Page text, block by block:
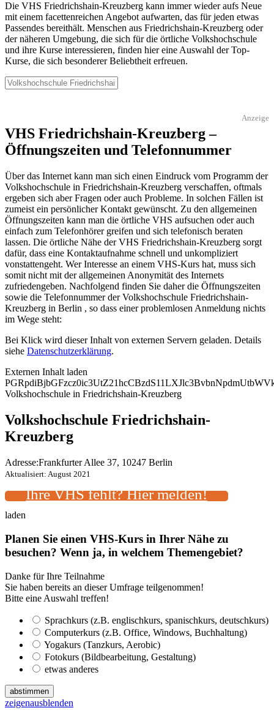
Die VHS Friedrichshain-Kreuzberg kann immer wieder aufs Neue
mit einem facettenreichen Angebot aufwarten, das für jeden etwas
Passendes bereithält. Menschen aus Friedrichshain-Kreuzberg oder
der näheren Umgebung, die sich für die örtliche Volkshochschule
und ihre Kurse interessieren, finden hier eine Auswahl der Top-
Kurse, die sich besonderer Beliebtheit erfreuen.
Anzeige
VHS Friedrichshain-Kreuzberg –
Öffnungszeiten und Telefonnummer
Über das Internet kann man sich einen Eindruck vom Programm der
Volkshochschule in Friedrichshain-Kreuzberg verschaffen, oftmals
ergeben sich aber Fragen oder auch Probleme. In solchen Fällen ist
zumeist ein persönlicher Kontakt gewünscht. Zu den allgemeinen
Öffnungszeiten kann man die örtliche VHS aufsuchen oder auch
einfach zum Telefonhörer greifen und sich telefonisch beraten
lassen. Die örtliche Nähe der VHS Friedrichshain-Kreuzberg sorgt
dafür, dass eine Kontaktaufnahme schnell und unkompliziert
vonstattengeht. Wer Interesse an einem VHS-Kurs hat, muss sich
somit nicht mit der allgemeinen Anonymität des Internets
zufriedengeben. Nachfolgend finden Sie daher die Öffnungszeiten
sowie die Telefonnummer der Volkshochschule Friedrichshain-
Kreuzberg in Berlin , so dass einer problemlosen Anmeldung nichts
im Wege steht:
Bei Klick wird dieser Inhalt von externen Servern geladen. Details
siehe Datenschutzerklärung.
Externen Inhalt laden
Volkshochschule in Friedrichshain-Kreuzberg
Volkshochschule Friedrichshain-
Kreuzberg
Adresse:Frankfurter Allee 37, 10247 Berlin
Aktualisiert: August 2021
Ihre VHS fehlt? Hier melden!
laden
Planen Sie einen VHS-Kurs in Ihrer Nähe zu
besuchen? Wenn ja, in welchem Themengebiet?
Danke für Ihre Teilnahme
Sie haben bereits an dieser Umfrage teilgenommen!
Bitte eine Auswahl treffen!
Sprachkurs (z.B. englischkurs, spanischkurs, deutschkurs)
Computerkurs (z.B. Office, Windows, Buchhaltung)
Yogakurs (Tanzkurs, Aerobic)
Fotokurs (Bildbearbeitung, Gestaltung)
etwas anderes
abstimmen
zeigenausblenden